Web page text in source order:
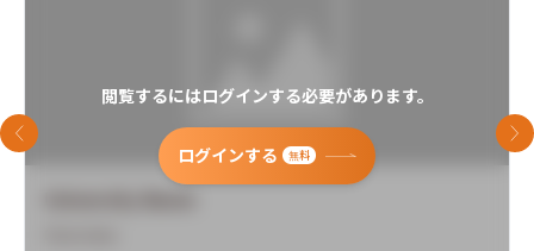
閲覧するにはログインする必要があります。
ログインする 無料
前のスライド 次